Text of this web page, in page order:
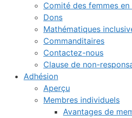
Comité des femmes
Dons
Mathématiques
Commanditaires
Contactez-nous
Clause de non-
Adhésion
Aperçu
Membres individuels
Avantages de